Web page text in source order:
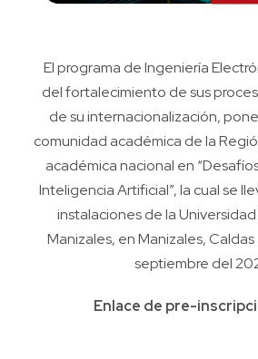
El programa de Ingeniería
del fortalecimiento de sus
de su internacionalización,
comunidad académica de la
académica nacional en
Inteligencia Artificial”, la cual se
instalaciones de la
Manizales, en Manizales, Caldas
septiembre del
Enlace de pre-